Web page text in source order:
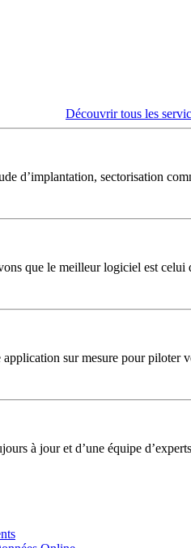
Découvrir tous les
d’implantation, sectorisation
que le meilleur logiciel est celui
application sur mesure pour
à jour et d’une équipe